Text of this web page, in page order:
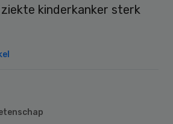
kinderkanker sterk